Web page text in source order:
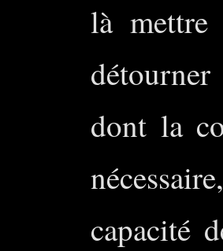
là mettre
dont la
capacité